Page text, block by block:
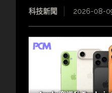
科技新聞 2026-08-